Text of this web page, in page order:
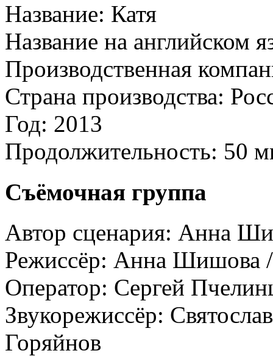
Название: Катя
Название на английском
Производственная
Страна производства:
Год: 2013
Продолжительность: 50
Съёмочная группа
Автор сценария: Анна
Режиссёр: Анна Шишова /
Оператор: Сергей
Звукорежиссёр:
Горяйнов